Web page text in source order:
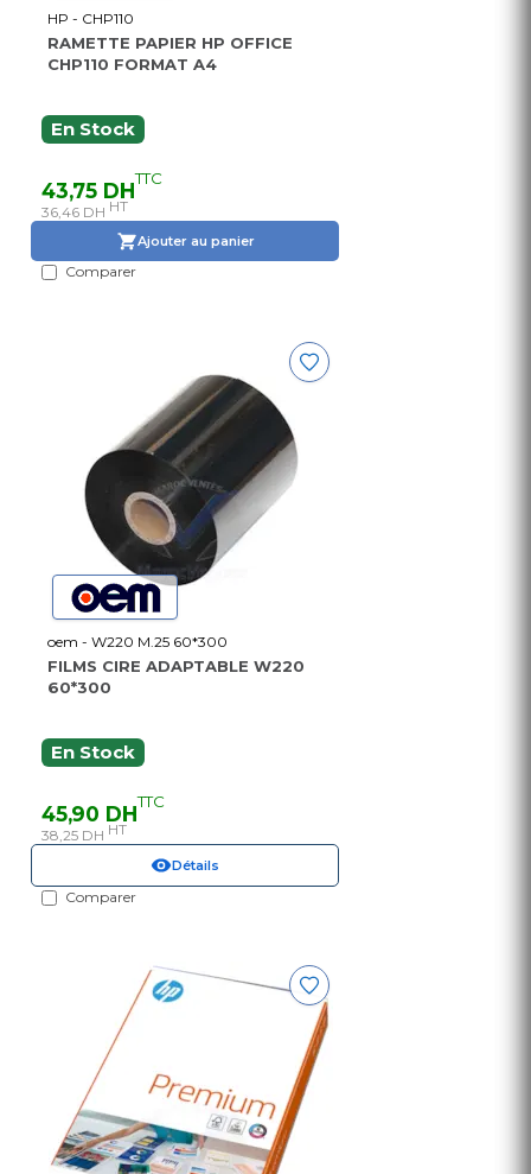
HP - CHP110
RAMETTE PAPIER HP OFFICE
CHP110 FORMAT A4
En Stock
43,75 DHTTC
36,46 DH HT
Ajouter au panier
Comparer
oem - W220 M.25 60*300
FILMS CIRE ADAPTABLE W220
60*300
En Stock
45,90 DHTTC
38,25 DH HT
Détails
Comparer